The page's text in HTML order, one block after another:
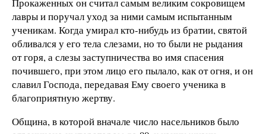
Прокаженных он считал самым великим сокровищем
лавры и поручал уход за ними самым испытанным
ученикам. Когда умирал кто-нибудь из братии, святой
обливался у его тела слезами, но то были не рыдания
от горя, а слезы заступничества во имя спасения
почившего, при этом лицо его пылало, как от огня, и он
славил Господа, передавая Ему своего ученика в
благоприятную жертву.
Община, в которой вначале число насельников было